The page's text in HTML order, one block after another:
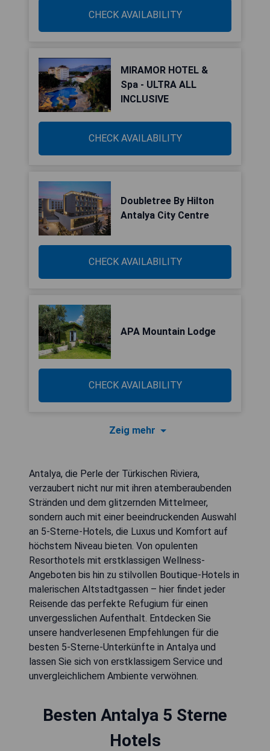
CHECK AVAILABILITY
MIRAMOR HOTEL &
Spa - ULTRA ALL
INCLUSIVE
CHECK AVAILABILITY
Doubletree By Hilton
Antalya City Centre
CHECK AVAILABILITY
APA Mountain Lodge
CHECK AVAILABILITY
Zeig mehr
Antalya, die Perle der Türkischen Riviera,
verzaubert nicht nur mit ihren atemberaubenden
Stränden und dem glitzernden Mittelmeer,
sondern auch mit einer beeindruckenden Auswahl
an 5-Sterne-Hotels, die Luxus und Komfort auf
höchstem Niveau bieten. Von opulenten
Resorthotels mit erstklassigen Wellness-
Angeboten bis hin zu stilvollen Boutique-Hotels in
malerischen Altstadtgassen – hier findet jeder
Reisende das perfekte Refugium für einen
unvergesslichen Aufenthalt. Entdecken Sie
unsere handverlesenen Empfehlungen für die
besten 5-Sterne-Unterkünfte in Antalya und
lassen Sie sich von erstklassigem Service und
unvergleichlichem Ambiente verwöhnen.
Besten Antalya 5 Sterne
Hotels